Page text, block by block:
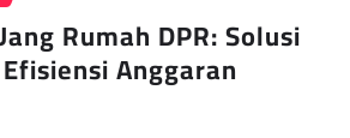
Rumah DPR: Solusi
Anggaran